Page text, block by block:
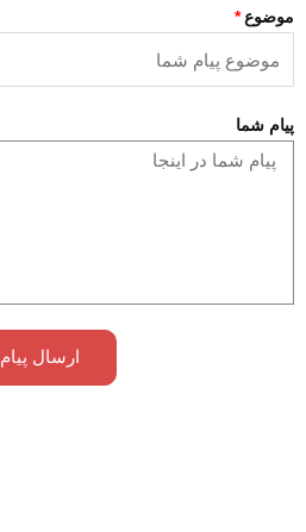
موضوع
پیام شما
ارسال پیام